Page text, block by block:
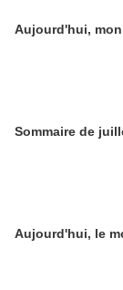
Aujourd'hui,
Sommaire de
Aujourd'hui, le